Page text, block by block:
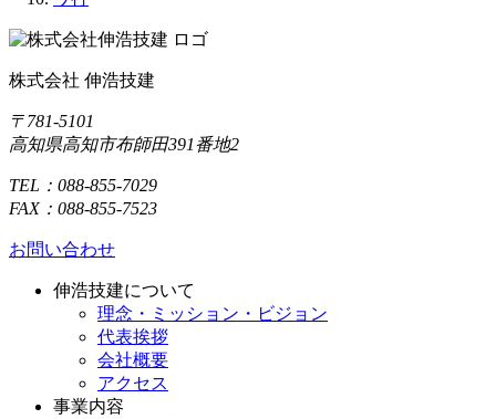
株式会社 伸浩技建
〒781-5101
高知県高知市布師田391番地2
TEL：088-855-7029
FAX：088-855-7523
お問い合わせ
伸浩技建について
理念・ミッション・ビジョン
代表挨拶
会社概要
アクセス
事業内容